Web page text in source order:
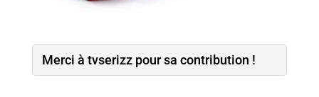
Merci à tvserizz pour sa contribution !